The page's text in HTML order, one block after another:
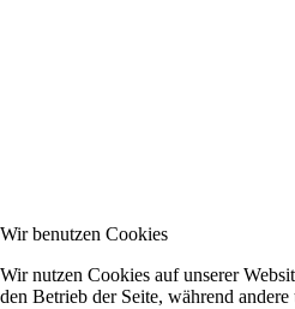
Wir benutzen Cookies
Wir nutzen Cookies auf unserer
den Betrieb der Seite, während